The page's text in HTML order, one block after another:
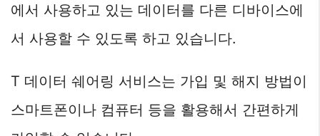
에서 사용하고 있는 데이터를 다른 디바이스에
서 사용할 수 있도록 하고 있습니다.
T 데이터 쉐어링 서비스는 가입 및 해지 방법이
스마트폰이나 컴퓨터 등을 활용해서 간편하게